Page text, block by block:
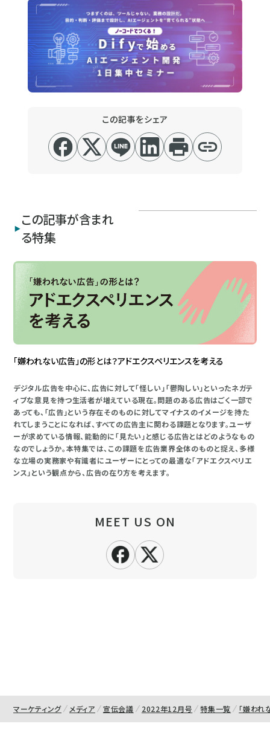
この記事をシェア
この記事が含まれ
る特集
「嫌われない広告」の形とは？アドエクスペリエンスを考える
デジタル広告を中心に、広告に対して「怪しい」「鬱陶しい」といったネガテ
ィブな意見を持つ生活者が増えている現在。問題のある広告はごく一部で
あっても、「広告」という存在そのものに対してマイナスのイメージを持た
れてしまうことになれば、すべての広告主に関わる課題となります。ユーザ
ーが求めている情報、能動的に「見たい」と感じる広告とはどのようなもの
なのでしょうか。本特集では、この課題を広告業界全体のものと捉え、多様
な立場の実務家や有識者にユーザーにとっての最適な「アドエクスペリエ
ンス」という観点から、広告の在り方を考えます。
MEET US ON
マーケティング メディア 宣伝会議 2022年12月号 特集一覧 「嫌われ